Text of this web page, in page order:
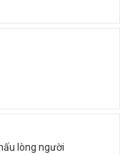
lòng người